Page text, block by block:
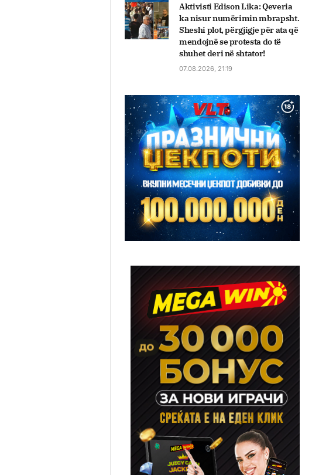
Aktivisti Edison Lika: Qeveria
ka nisur numërimin mbrapsht.
Sheshi plot, përgjigje për ata që
mendojnë se protesta do të
shuhet deri në shtator!
07.08.2026, 21:19